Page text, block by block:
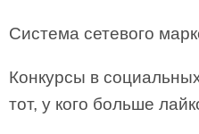
Система сетевого
Конкурсы в
тот, у кого больше